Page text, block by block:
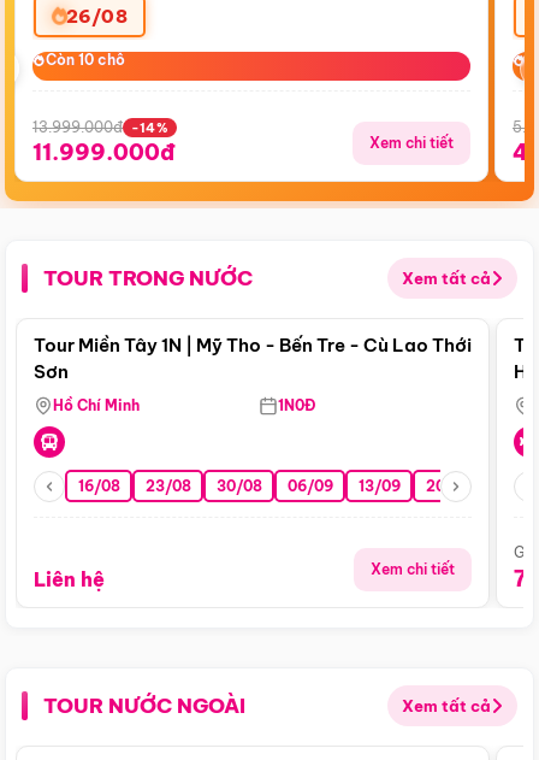
26/08
Còn 10 chỗ
Còn 10 chỗ
13.999.000đ -14%
11.999.000đ Xem chi tiết
TOUR TRONG NƯỚC Xem tất cả
Điểm nổi bật
Tour Miền Tây 1N | Mỹ Tho - Bến Tre - Cù Lao Thới
Sơn
Hồ Chí Minh 1N0Đ
16/08 23/08 30/08 06/09 13/09 20/09 27/09
Liên hệ Xem chi tiết
TOUR NƯỚC NGOÀI Xem tất cả
Điểm nổi bật